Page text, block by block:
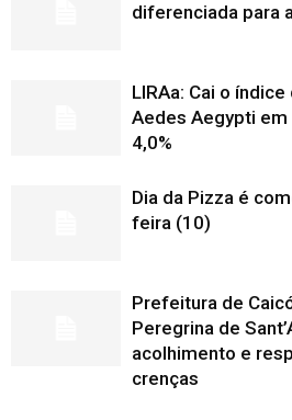
diferenciada para
LIRAa: Cai o
Aedes Aegypti em
4,0%
Dia da Pizza é
feira (10)
Prefeitura de
Peregrina de
acolhimento e
crenças